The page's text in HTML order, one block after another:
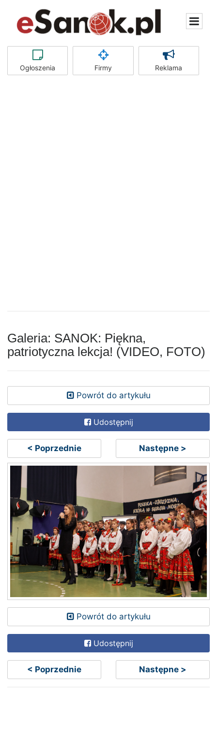
Ogłoszenia Firmy Reklama
Galeria: SANOK: Piękna,
patriotyczna lekcja! (VIDEO, FOTO)
Powrót do artykułu
Udostępnij
< Poprzednie Następne >
Powrót do artykułu
Udostępnij
< Poprzednie Następne >